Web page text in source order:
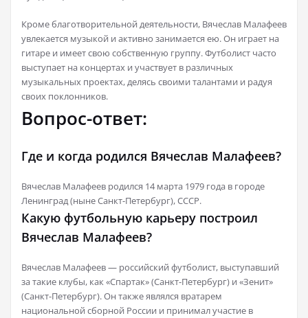
Кроме благотворительной деятельности, Вячеслав Малафеев
увлекается музыкой и активно занимается ею. Он играет на
гитаре и имеет свою собственную группу. Футболист часто
выступает на концертах и участвует в различных
музыкальных проектах, делясь своими талантами и радуя
своих поклонников.
Вопрос-ответ:
Где и когда родился Вячеслав Малафеев?
Вячеслав Малафеев родился 14 марта 1979 года в городе
Ленинград (ныне Санкт-Петербург), СССР.
Какую футбольную карьеру построил
Вячеслав Малафеев?
Вячеслав Малафеев — российский футболист, выступавший
за такие клубы, как «Спартак» (Санкт-Петербург) и «Зенит»
(Санкт-Петербург). Он также являлся вратарем
национальной сборной России и принимал участие в